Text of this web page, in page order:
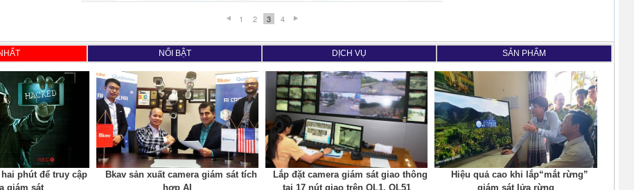
1 2 3 4
NỔI BẬT DỊCH VỤ SẢN PHẨM
hai phút để truy cập
giám sát
Bkav sản xuất camera giám sát tích
hợp AI
Lắp đặt camera giám sát giao thông
tại 17 nút giao trên QL1, QL51
Hiệu quả cao khi lắp​​​​​​​“mắt rừng”
giám sát lửa rừng